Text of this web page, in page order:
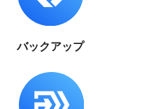
バックアップ